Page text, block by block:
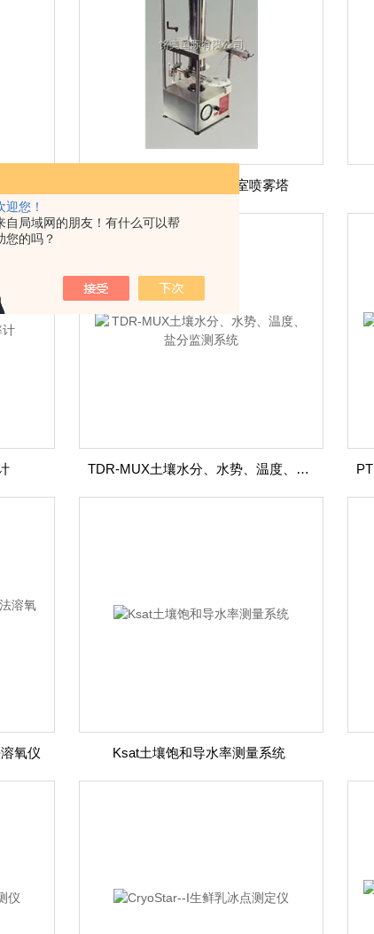
迎您！
自局域网的朋友！有什么可以帮
您的吗？
Potter手动型精密实验室喷雾塔
TDR-MUX土壤水分、水势、温度、盐分监测系统
氧仪 Ksat土壤饱和导水率测量系统